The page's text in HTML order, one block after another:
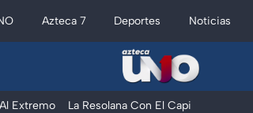
Azteca 7 Deportes Noticias
Al Extremo La Resolana Con El Capi